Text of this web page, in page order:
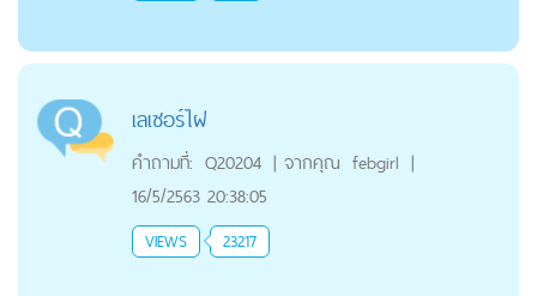
เลเซอร์ไฝ
คำถามที่: Q20204 | จากคุณ febgirl |
16/5/2563 20:38:05
VIEWS 23217